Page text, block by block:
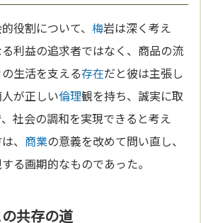
役割について、梅岩は深く考え
利益の追求者ではなく、商品の流
生活を支える存在だと彼は主張し
が正しい倫理観を持ち、誠実に取
社会の調和を実現できると考え
、 商業の意義を改めて問い直し、
る画期的なものであった。
共存の道